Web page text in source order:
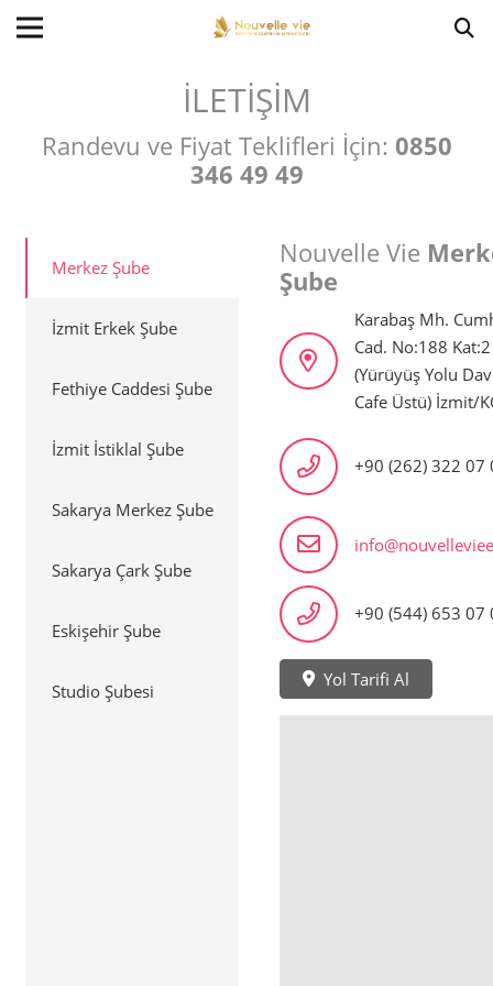
İLETİŞİM
Randevu ve Fiyat Teklifleri İçin: 0850
346 49 49
Merkez Şube
İzmit Erkek Şube
Fethiye Caddesi Şube
İzmit İstiklal Şube
Sakarya Merkez Şube
Sakarya Çark Şube
Eskişehir Şube
Studio Şubesi
Nouvelle Vie
Şube
Karabaş Mh.
Cad. No:188
(Yürüyüş Yolu
Cafe Üstü) İzmit/
+90 (262) 322 07
+90 (544) 653 07
Yol Tarifi Al